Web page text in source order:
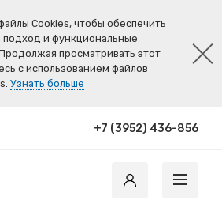
Cookies, чтобы обеспечить
и функциональные
просматривать этот
с использованием файлов
Узнать больше
+7 (3952) 436-856